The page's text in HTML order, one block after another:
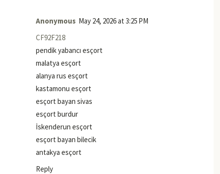
Anonymous May 24, 2026 at 3:25 PM
CF92F218
pendik yabancı esçort
malatya esçort
alanya rus esçort
kastamonu esçort
esçort bayan sivas
esçort burdur
İskenderun esçort
esçort bayan bilecik
antakya esçort
Reply